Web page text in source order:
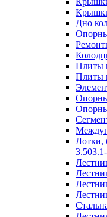
Дно
Плиты
Плиты
Лотки,